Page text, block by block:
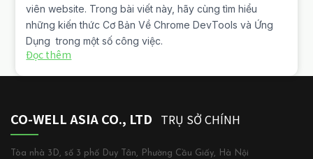
viên website. Trong bài viết này, hãy cùng tìm hiểu
những kiến thức Cơ Bản Về Chrome DevTools và Ứng
Dụng trong một số công việc.
Đọc thêm
CO-WELL ASIA CO., LTD TRỤ SỞ CHÍNH
Tòa nhà 3D, số 3 phố Duy Tân, Phường Cầu Giấy, Hà Nội